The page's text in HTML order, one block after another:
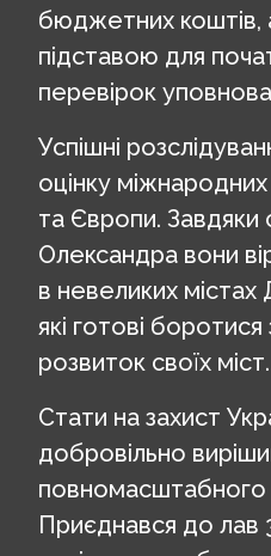
бюджетних коштів,
підставою для
перевірок
Успішні
оцінку
та Європи. Завдяки
Олександра вони
в невеликих
які готові
розвиток своїх міст.
Стати на захист
добровільно
повномасштабного
Приєднався до лав